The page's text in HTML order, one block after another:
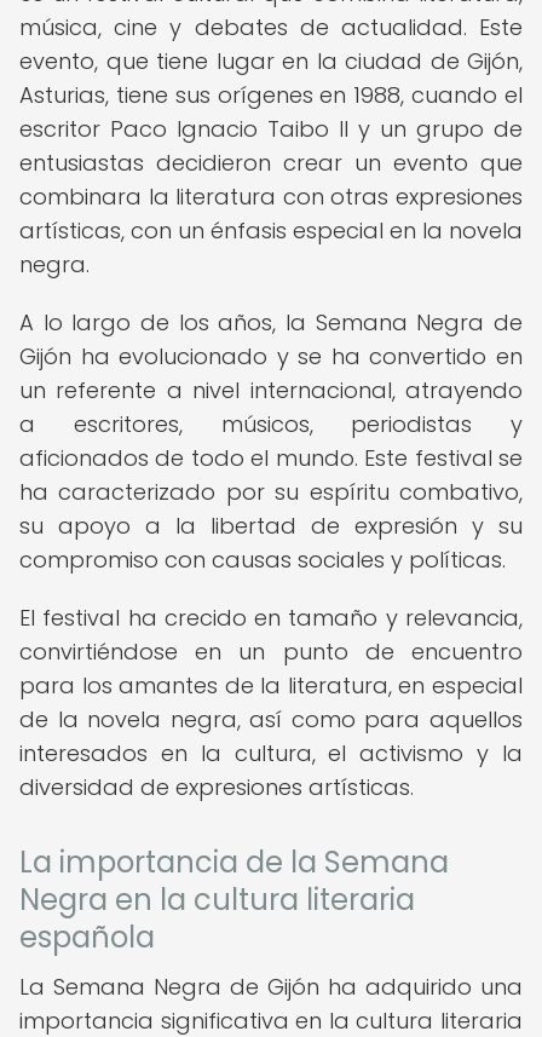
música, cine y debates de actualidad. Este
evento, que tiene lugar en la ciudad de Gijón,
Asturias, tiene sus orígenes en 1988, cuando el
escritor Paco Ignacio Taibo II y un grupo de
entusiastas decidieron crear un evento que
combinara la literatura con otras expresiones
artísticas, con un énfasis especial en la novela
negra.
A lo largo de los años, la Semana Negra de
Gijón ha evolucionado y se ha convertido en
un referente a nivel internacional, atrayendo
a escritores, músicos, periodistas y
aficionados de todo el mundo. Este festival se
ha caracterizado por su espíritu combativo,
su apoyo a la libertad de expresión y su
compromiso con causas sociales y políticas.
El festival ha crecido en tamaño y relevancia,
convirtiéndose en un punto de encuentro
para los amantes de la literatura, en especial
de la novela negra, así como para aquellos
interesados en la cultura, el activismo y la
diversidad de expresiones artísticas.
La importancia de la Semana
Negra en la cultura literaria
española
La Semana Negra de Gijón ha adquirido una
importancia significativa en la cultura literaria